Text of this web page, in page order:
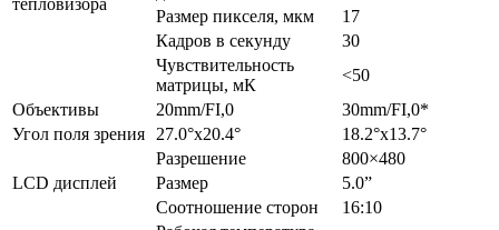
тепловизора
Размер пикселя, мкм
17
Кадров в секунду
30
Чувствительность
матрицы, мК
<50
Объективы
20mm/FI,0
30mm/FI,0*
Угол поля зрения
27.0°x20.4° 18.2°x13.7°
LCD дисплей
Разрешение
800×480
Размер
5.0”
Соотношение сторон
16:10